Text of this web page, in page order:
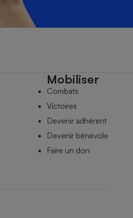
Mobiliser
Combats
Victoires
Devenir adhérent
Devenir bénévole
Faire un don